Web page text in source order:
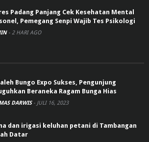
Padang Panjang Cek Kesehatan Mental
Pemegang Senpi Wajib Tes Psikologi
- 2 HARI AGO
Bungo Expo Sukses, Pengunjung
Beraneka Ragam Bunga Hias
DARWIS - JULI 16, 2023
dan irigasi keluhan petani di Tambangan
Datar